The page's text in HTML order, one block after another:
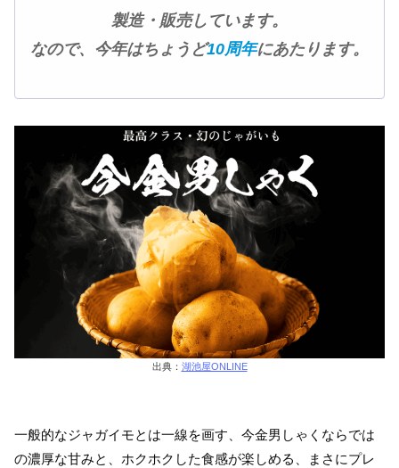
製造・販売しています。
なので、今年はちょうど10周年にあたります。
出典： 湖池屋ONLINE
一般的なジャガイモとは一線を画す、今金男しゃくならでは
の濃厚な甘みと、ホクホクした食感が楽しめる、まさにプレ